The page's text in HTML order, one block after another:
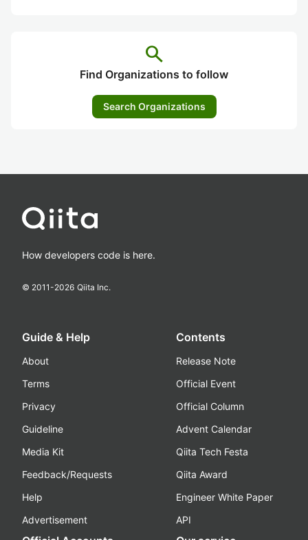
search
Find Organizations to follow
Search Organizations
How developers code is here.
© 2011-2026 Qiita Inc.
Guide & Help
About
Terms
Privacy
Guideline
Media Kit
Feedback/Requests
Help
Advertisement
Contents
Release Note
Official Event
Official Column
Advent Calendar
Qiita Tech Festa
Qiita Award
Engineer White Paper
API